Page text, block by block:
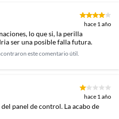
hace 1 año
lo que si, la perilla
ser una posible falla futura.
este comentario útil.
hace 1 año
panel de control. La acabo de